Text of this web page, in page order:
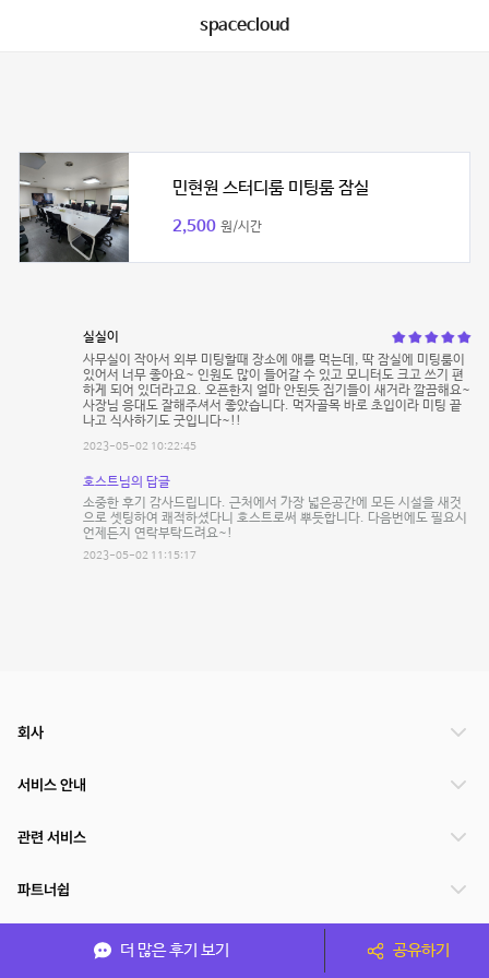
spacecloud
민현원 스터디룸 미팅룸 잠실
2,500 원/시간
실실이
사무실이 작아서 외부 미팅할때 장소에 애를 먹는데, 딱 잠실에 미팅룸이
있어서 너무 좋아요~ 인원도 많이 들어갈 수 있고 모니터도 크고 쓰기 편
하게 되어 있더라고요. 오픈한지 얼마 안된듯 집기들이 새거라 깔끔해요~
사장님 응대도 잘해주셔서 좋았습니다. 먹자골목 바로 초입이라 미팅 끝
나고 식사하기도 굿입니다~!!
2023-05-02 10:22:45
호스트님의 답글
소중한 후기 감사드립니다. 근처에서 가장 넓은공간에 모든 시설을 새것
으로 셋팅하여 쾌적하셨다니 호스트로써 뿌듯합니다. 다음번에도 필요시
언제든지 연락부탁드려요~!
2023-05-02 11:15:17
더 많은 후기 보기 공유하기
회사
서비스 안내
관련 서비스
파트너쉽
서비스 제공 국가